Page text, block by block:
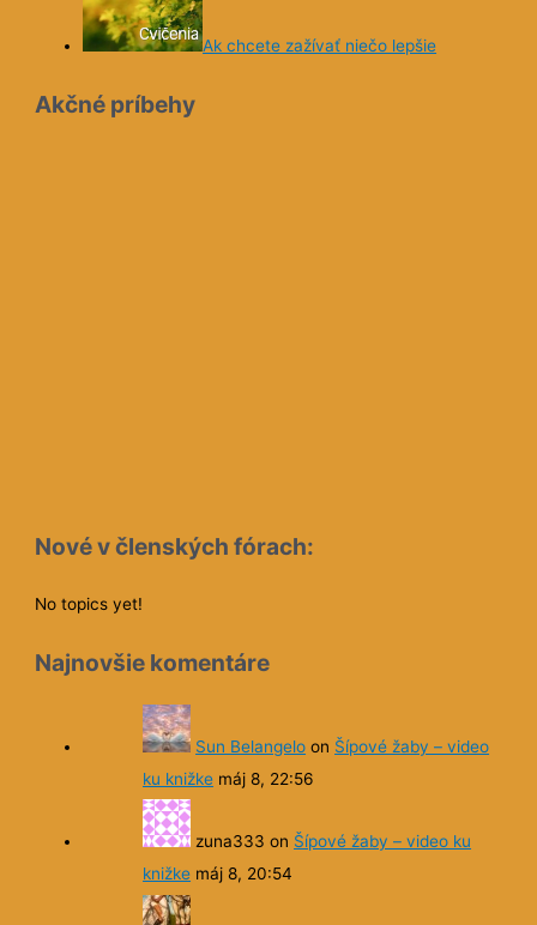
Ak chcete zažívať niečo lepšie
Akčné príbehy
Nové v členských fórach:
No topics yet!
Najnovšie komentáre
Sun Belangelo on Šípové žaby – video
ku knižke máj 8, 22:56
zuna333 on Šípové žaby – video ku
knižke máj 8, 20:54